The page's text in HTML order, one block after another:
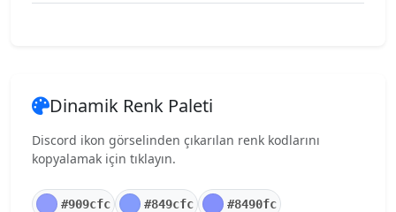
Dinamik Renk Paleti
Discord ikon görselinden çıkarılan renk kodlarını
kopyalamak için tıklayın.
#909cfc #849cfc #8490fc